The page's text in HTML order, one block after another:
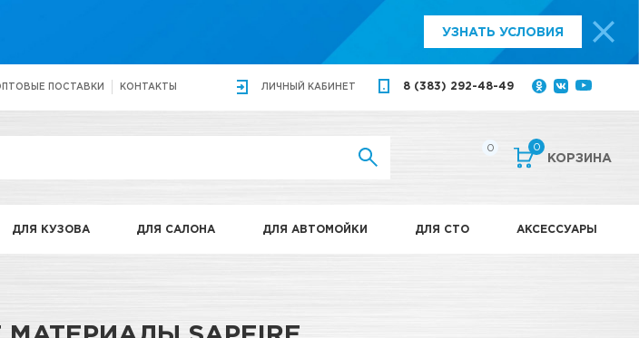
УЗНАТЬ УСЛОВИЯ
ПОСТАВКИ КОНТАКТЫ ЛИЧНЫЙ КАБИНЕТ 8 (383) 292-48-49
0 0
КОРЗИНА
ДЛЯ КУЗОВА ДЛЯ САЛОНА ДЛЯ АВТОМОЙКИ ДЛЯ СТО АКСЕССУАРЫ